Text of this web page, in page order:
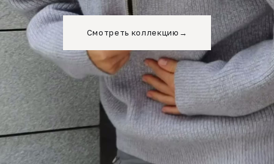
Смотреть коллекцию →